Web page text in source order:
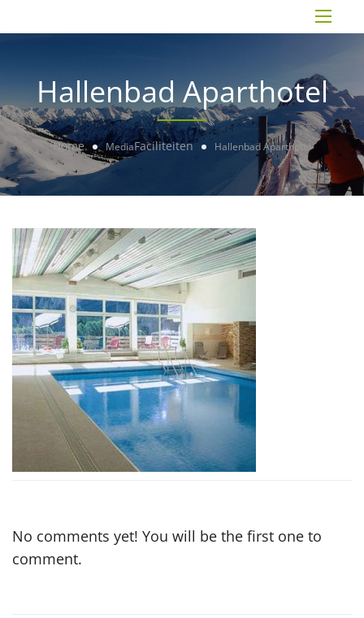
Hallenbad Aparthotel
Home MediaFaciliteiten Hallenbad Aparthotel
No comments yet! You will be the first one to
comment.